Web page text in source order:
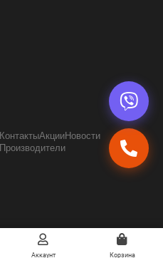
КонтактыАкцииНовости
Производители
Аккаунт Корзина